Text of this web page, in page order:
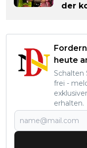
der
heute
Schalten
frei -
erhalten.